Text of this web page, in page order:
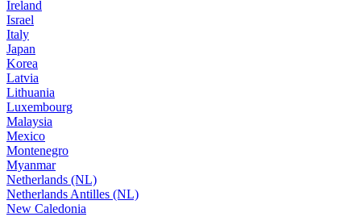
Ireland
Israel
Italy
Japan
Korea
Latvia
Lithuania
Luxembourg
Malaysia
Mexico
Montenegro
Myanmar
Netherlands (NL)
Netherlands Antilles (NL)
New Caledonia